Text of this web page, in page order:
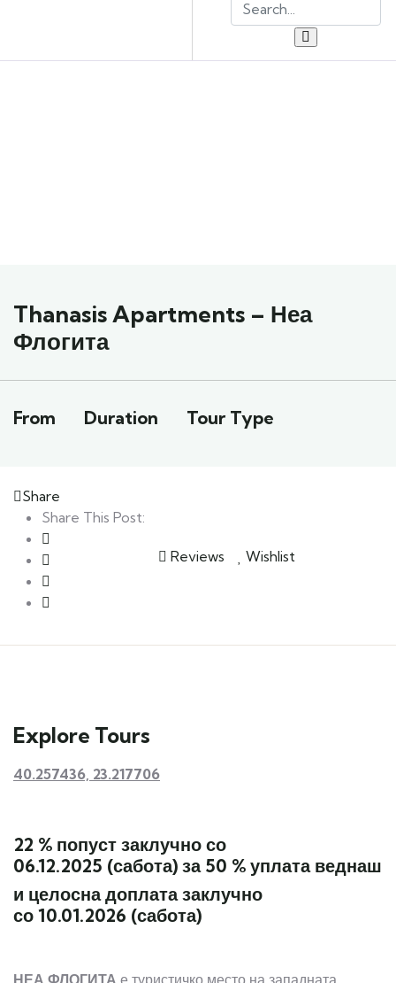
Thanasis Apartments – Неа
Флогита
From Duration Tour Type
Share
Share This Post:
Reviews Wishlist
Explore Tours
40.257436, 23.217706
22 % попуст заклучно со
06.12.2025 (сабота) за 50 % уплата веднаш
и целосна доплата заклучно
со 10.01.2026 (сабота)
НЕА ФЛОГИТА е туристичко место на западната